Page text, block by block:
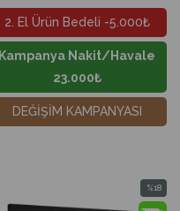
2. El Ürün Bedeli -5.000₺
Kampanya Nakit/Havale
23.000₺
DEĞİŞİM KAMPANYASI
%18
İndirim